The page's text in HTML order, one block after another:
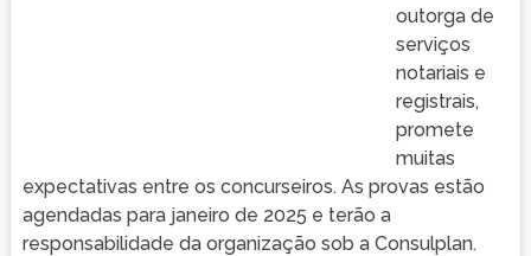
outorga de
serviços
notariais e
registrais,
promete
muitas
expectativas entre os concurseiros. As provas estão
agendadas para janeiro de 2025 e terão a
responsabilidade da organização sob a Consulplan.